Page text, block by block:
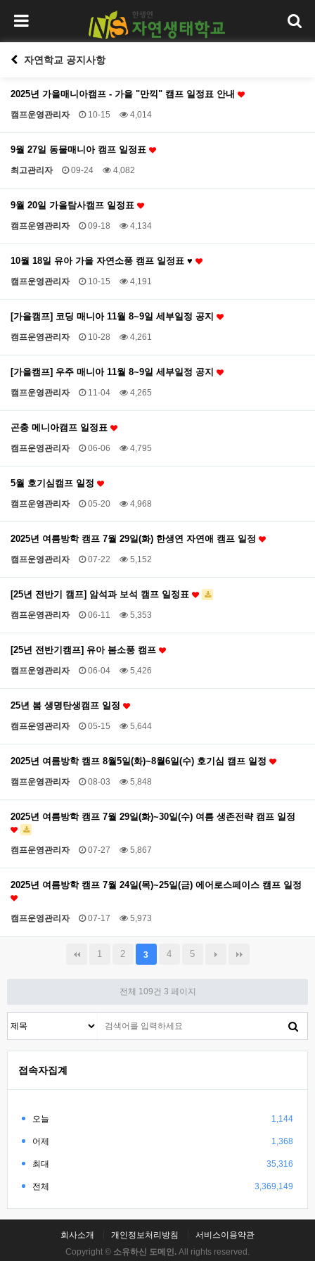
자연학교 공지사항
2025년 가을매니아캠프 - 가을 "만끽" 캠프 일정표 안내
캠프운영관리자 10-15 4,014
9월 27일 동물매니아 캠프 일정표
최고관리자 09-24 4,082
9월 20일 가을탐사캠프 일정표
캠프운영관리자 09-18 4,134
10월 18일 유아 가을 자연소풍 캠프 일정표 ♥
캠프운영관리자 10-15 4,191
[가을캠프] 코딩 매니아 11월 8~9일 세부일정 공지
캠프운영관리자 10-28 4,261
[가을캠프] 우주 매니아 11월 8~9일 세부일정 공지
캠프운영관리자 11-04 4,265
곤충 메니아캠프 일정표
캠프운영관리자 06-06 4,795
5월 호기심캠프 일정
캠프운영관리자 05-20 4,968
2025년 여름방학 캠프 7월 29일(화) 한생연 자연애 캠프 일정
캠프운영관리자 07-22 5,152
[25년 전반기 캠프] 암석과 보석 캠프 일정표
캠프운영관리자 06-11 5,353
[25년 전반기캠프] 유아 봄소풍 캠프
캠프운영관리자 06-04 5,426
25년 봄 생명탄생캠프 일정
캠프운영관리자 05-15 5,644
2025년 여름방학 캠프 8월5일(화)~8월6일(수) 호기심 캠프 일정
캠프운영관리자 08-03 5,848
2025년 여름방학 캠프 7월 29일(화)~30일(수) 여름 생존전략 캠프 일정
캠프운영관리자 07-27 5,867
2025년 여름방학 캠프 7월 24일(목)~25일(금) 에어로스페이스 캠프 일정
캠프운영관리자 07-17 5,973
1 2 3 4 5
전체 109건 3 페이지
접속자집계
오늘 1,144
어제 1,368
최대 35,316
전체 3,369,149
회사소개 개인정보처리방침
서비스이용약관
Copyright © 소유하신 도메인. All rights reserved.